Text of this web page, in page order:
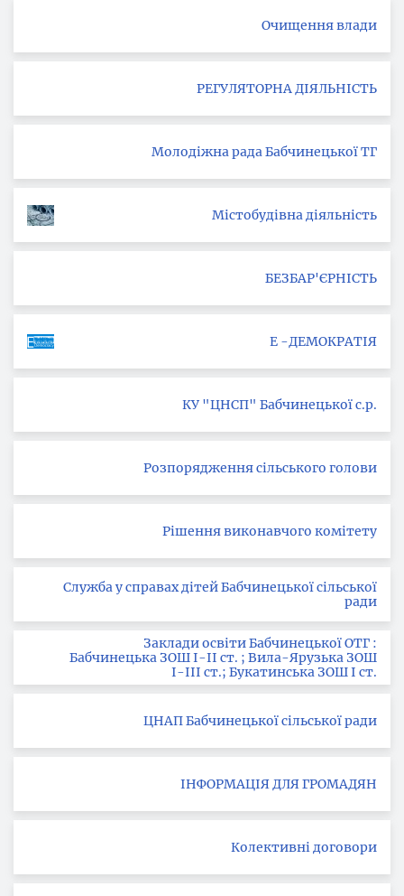
Очищення влади
РЕГУЛЯТОРНА ДІЯЛЬНІСТЬ
Молодіжна рада Бабчинецької ТГ
Містобудівна діяльність
БЕЗБАР'ЄРНІСТЬ
Е -ДЕМОКРАТІЯ
КУ "ЦНСП" Бабчинецької с.р.
Розпорядження сільського голови
Рішення виконавчого комітету
Служба у справах дітей Бабчинецької сільської
ради
Заклади освіти Бабчинецької ОТГ :
Бабчинецька ЗОШ І-ІІ ст. ; Вила-Ярузька ЗОШ
І-ІІІ ст.; Букатинська ЗОШ І ст.
ЦНАП Бабчинецької сільської ради
ІНФОРМАЦІЯ ДЛЯ ГРОМАДЯН
Колективні договори